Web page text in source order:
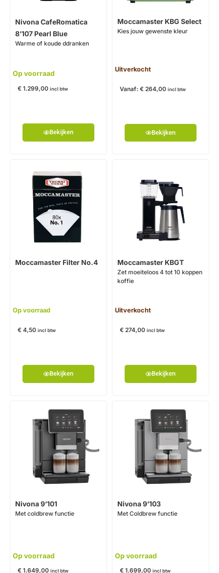
Nivona CafeRomatica
8’107 Pearl Blue
Warme of koude ddranken
Op voorraad
€ 1.299,00 incl btw
Bekijken
Moccamaster KBG Select
Kies jouw gewenste kleur
Uitverkocht
Vanaf: € 264,00 incl btw
Bekijken
Moccamaster Filter No.4
Op voorraad
€ 4,50 incl btw
Bekijken
Moccamaster KBGT
Zet moeiteloos 4 tot 10 koppen
koffie
Uitverkocht
€ 274,00 incl btw
Bekijken
Nivona 9’101
Met coldbrew functie
Op voorraad
€ 1.649,00 incl btw
Nivona 9’103
Met Coldbrew functie
Op voorraad
€ 1.699,00 incl btw